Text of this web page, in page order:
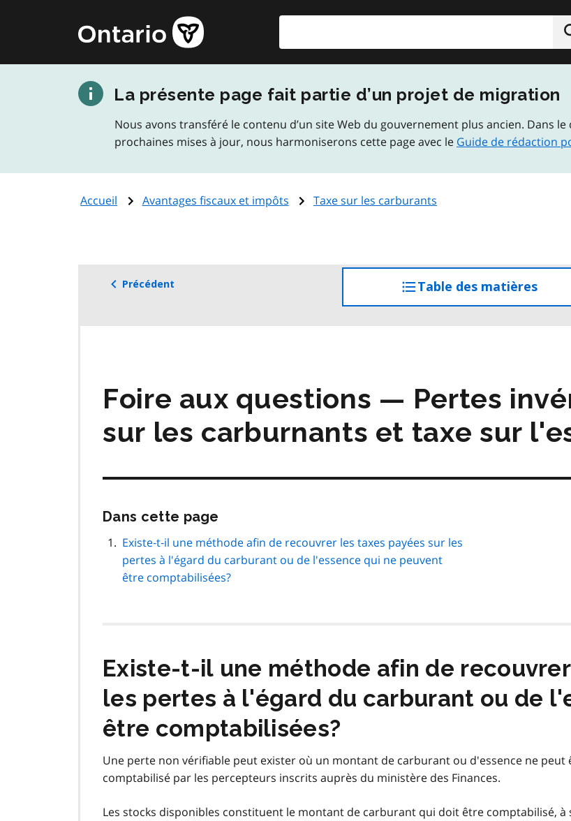
principal
Page
d'accueil
de
La présente page fait partie d’un projet de migration
Nous avons transféré le contenu d’un site Web du gouvernement plus ancien. Dans le
prochaines mises à jour, nous harmoniserons cette page avec le Guide de rédaction
Accueil Avantages fiscaux et impôts Taxe sur les carburants
Précédent Table des matières
à
Foire aux questions ⁠— Pertes
sur les carburnants et taxe sur
Dans cette page
navigation
de
page
Existe‑t‑il une méthode afin de recouvrer les taxes payées sur les
pertes à l'égard du carburant ou de l'essence qui ne peuvent
être comptabilisées?
Existe‑t‑il une méthode afin de
les pertes à l'égard du carburant ou de
être comptabilisées?
Une perte non vérifiable peut exister où un montant de carburant ou d'essence ne peut
comptabilisé par les percepteurs inscrits auprès du ministère des Finances.
Les stocks disponibles constituent le montant de carburant qui doit être comptabilisé, à